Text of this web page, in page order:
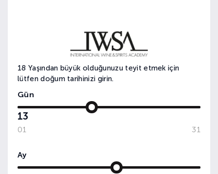
18 Yaşından büyük olduğunuzu teyit etmek için
lütfen doğum tarihinizi girin.
Gün
13
01 31
Ay